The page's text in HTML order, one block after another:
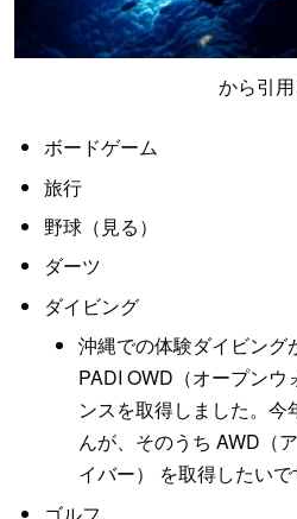
から引用
ボードゲーム
旅行
野球（見る）
ダーツ
ダイビング
沖縄での体験ダイビング
PADI OWD（オープン
ンスを取得しました。
んが、そのうち AWD（
イバー） を取得したいで
ゴルフ